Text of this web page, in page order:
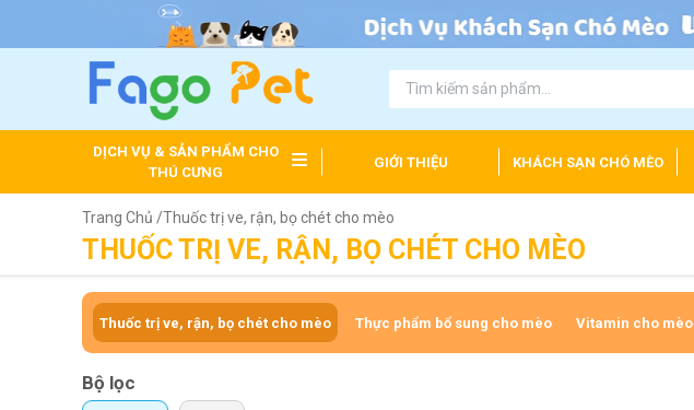
DỊCH VỤ & SẢN PHẨM CHO
THÚ CƯNG
GIỚI THIỆU KHÁCH SẠN CHÓ MÈO
Trang Chủ /Thuốc trị ve, rận, bọ chét cho mèo
THUỐC TRỊ VE, RẬN, BỌ CHÉT CHO MÈO
Thuốc trị ve, rận, bọ chét cho mèo Thực phẩm bổ sung cho mèo Vitamin cho mèo
Bộ lọc